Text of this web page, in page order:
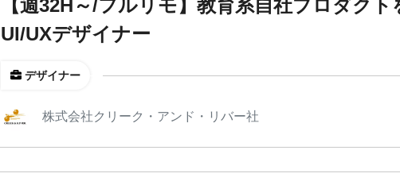
【週32H～/フルリモ】教育系自社プロダク
UI/UXデザイナー
デザイナー
株式会社クリーク・アンド・リバー社